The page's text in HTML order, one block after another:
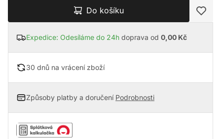
Do košíku
Expedice: Odesíláme do 24h doprava od 0,00 Kč
30 dnů na vrácení zboží
Způsoby platby a doručení Podrobnosti